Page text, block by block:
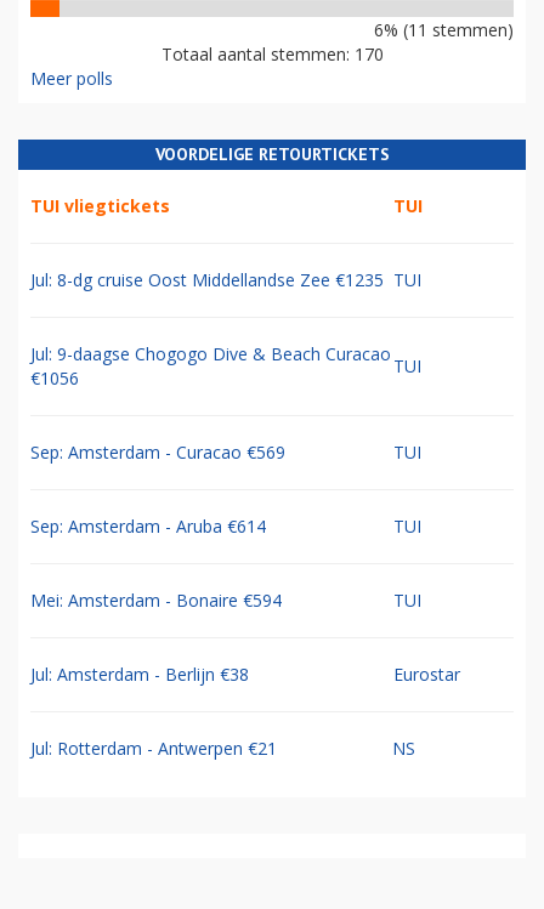
6% (11 stemmen)
Totaal aantal stemmen: 170
Meer polls
VOORDELIGE RETOURTICKETS
TUI vliegtickets TUI
Jul: 8-dg cruise Oost Middellandse Zee €1235 TUI
Jul: 9-daagse Chogogo Dive & Beach Curacao
€1056
TUI
Sep: Amsterdam - Curacao €569 TUI
Sep: Amsterdam - Aruba €614 TUI
Mei: Amsterdam - Bonaire €594 TUI
Jul: Amsterdam - Berlijn €38 Eurostar
Jul: Rotterdam - Antwerpen €21 NS